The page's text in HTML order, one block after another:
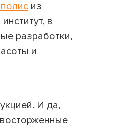
из
в
разработки,
и
И да,